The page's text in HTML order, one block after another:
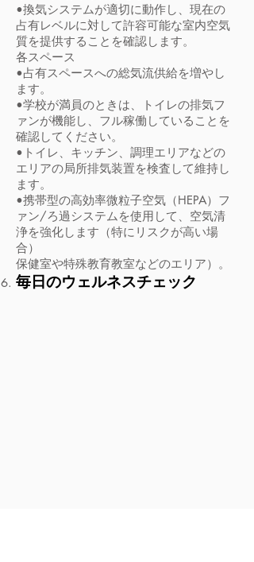
•換気システムが適切に動作し、現在の
占有レベルに対して許容可能な室内空気
質を提供することを確認します。
各スペース
•占有スペースへの総気流供給を増やし
ます。
•学校が満員のときは、トイレの排気フ
ァンが機能し、フル稼働していることを
確認してください。
•トイレ、キッチン、調理エリアなどの
エリアの局所排気装置を検査して維持し
ます。
•携帯型の高効率微粒子空気（HEPA）フ
ァン/ろ過システムを使用して、空気清
浄を強化します（特にリスクが高い場
合）
保健室や特殊教育教室などのエリア）。
毎日のウェルネスチェック